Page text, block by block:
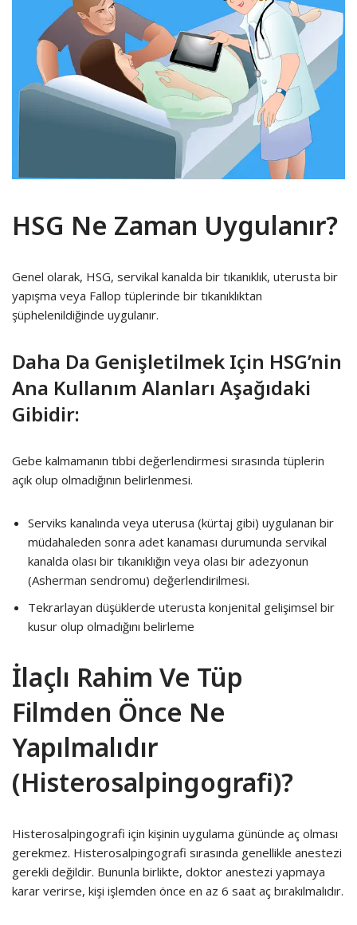
HSG Ne Zaman Uygulanır?
Genel olarak, HSG, servikal kanalda bir tıkanıklık, uterusta bir
yapışma veya Fallop tüplerinde bir tıkanıklıktan
şüphelenildiğinde uygulanır.
Daha Da Genişletilmek Için HSG’nin
Ana Kullanım Alanları Aşağıdaki
Gibidir:
Gebe kalmamanın tıbbi değerlendirmesi sırasında tüplerin
açık olup olmadığının belirlenmesi.
Serviks kanalında veya uterusa (kürtaj gibi) uygulanan bir
müdahaleden sonra adet kanaması durumunda servikal
kanalda olası bir tıkanıklığın veya olası bir adezyonun
(Asherman sendromu) değerlendirilmesi.
Tekrarlayan düşüklerde uterusta konjenital gelişimsel bir
kusur olup olmadığını belirleme
İlaçlı Rahim Ve Tüp
Filmden Önce Ne
Yapılmalıdır
(Histerosalpingografi)?
Histerosalpingografi için kişinin uygulama gününde aç olması
gerekmez. Histerosalpingografi sırasında genellikle anestezi
gerekli değildir. Bununla birlikte, doktor anestezi yapmaya
karar verirse, kişi işlemden önce en az 6 saat aç bırakılmalıdır.